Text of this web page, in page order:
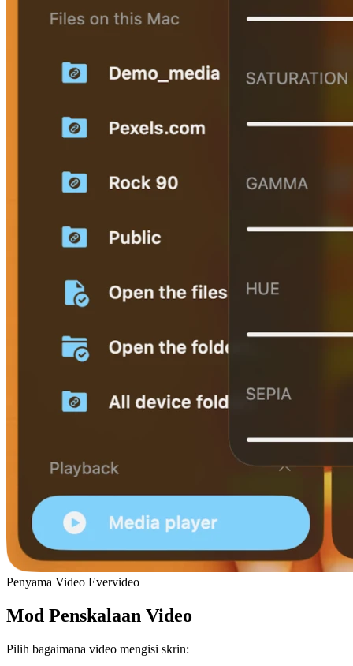
Penyama Video Evervideo
Mod Penskalaan Video
Pilih bagaimana video mengisi skrin: